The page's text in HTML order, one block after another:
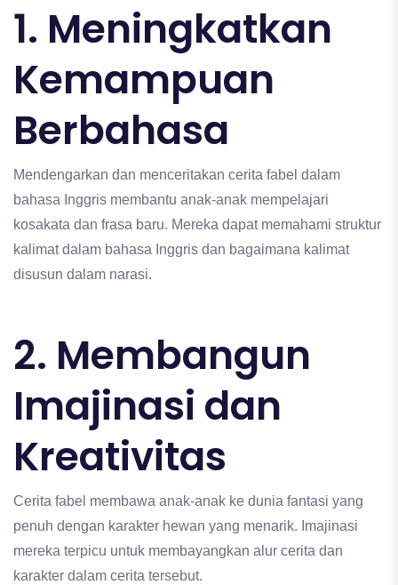
1. Meningkatkan
Kemampuan
Berbahasa
Mendengarkan dan menceritakan cerita fabel dalam
bahasa Inggris membantu anak-anak mempelajari
kosakata dan frasa baru. Mereka dapat memahami struktur
kalimat dalam bahasa Inggris dan bagaimana kalimat
disusun dalam narasi.
2. Membangun
Imajinasi dan
Kreativitas
Cerita fabel membawa anak-anak ke dunia fantasi yang
penuh dengan karakter hewan yang menarik. Imajinasi
mereka terpicu untuk membayangkan alur cerita dan
karakter dalam cerita tersebut.